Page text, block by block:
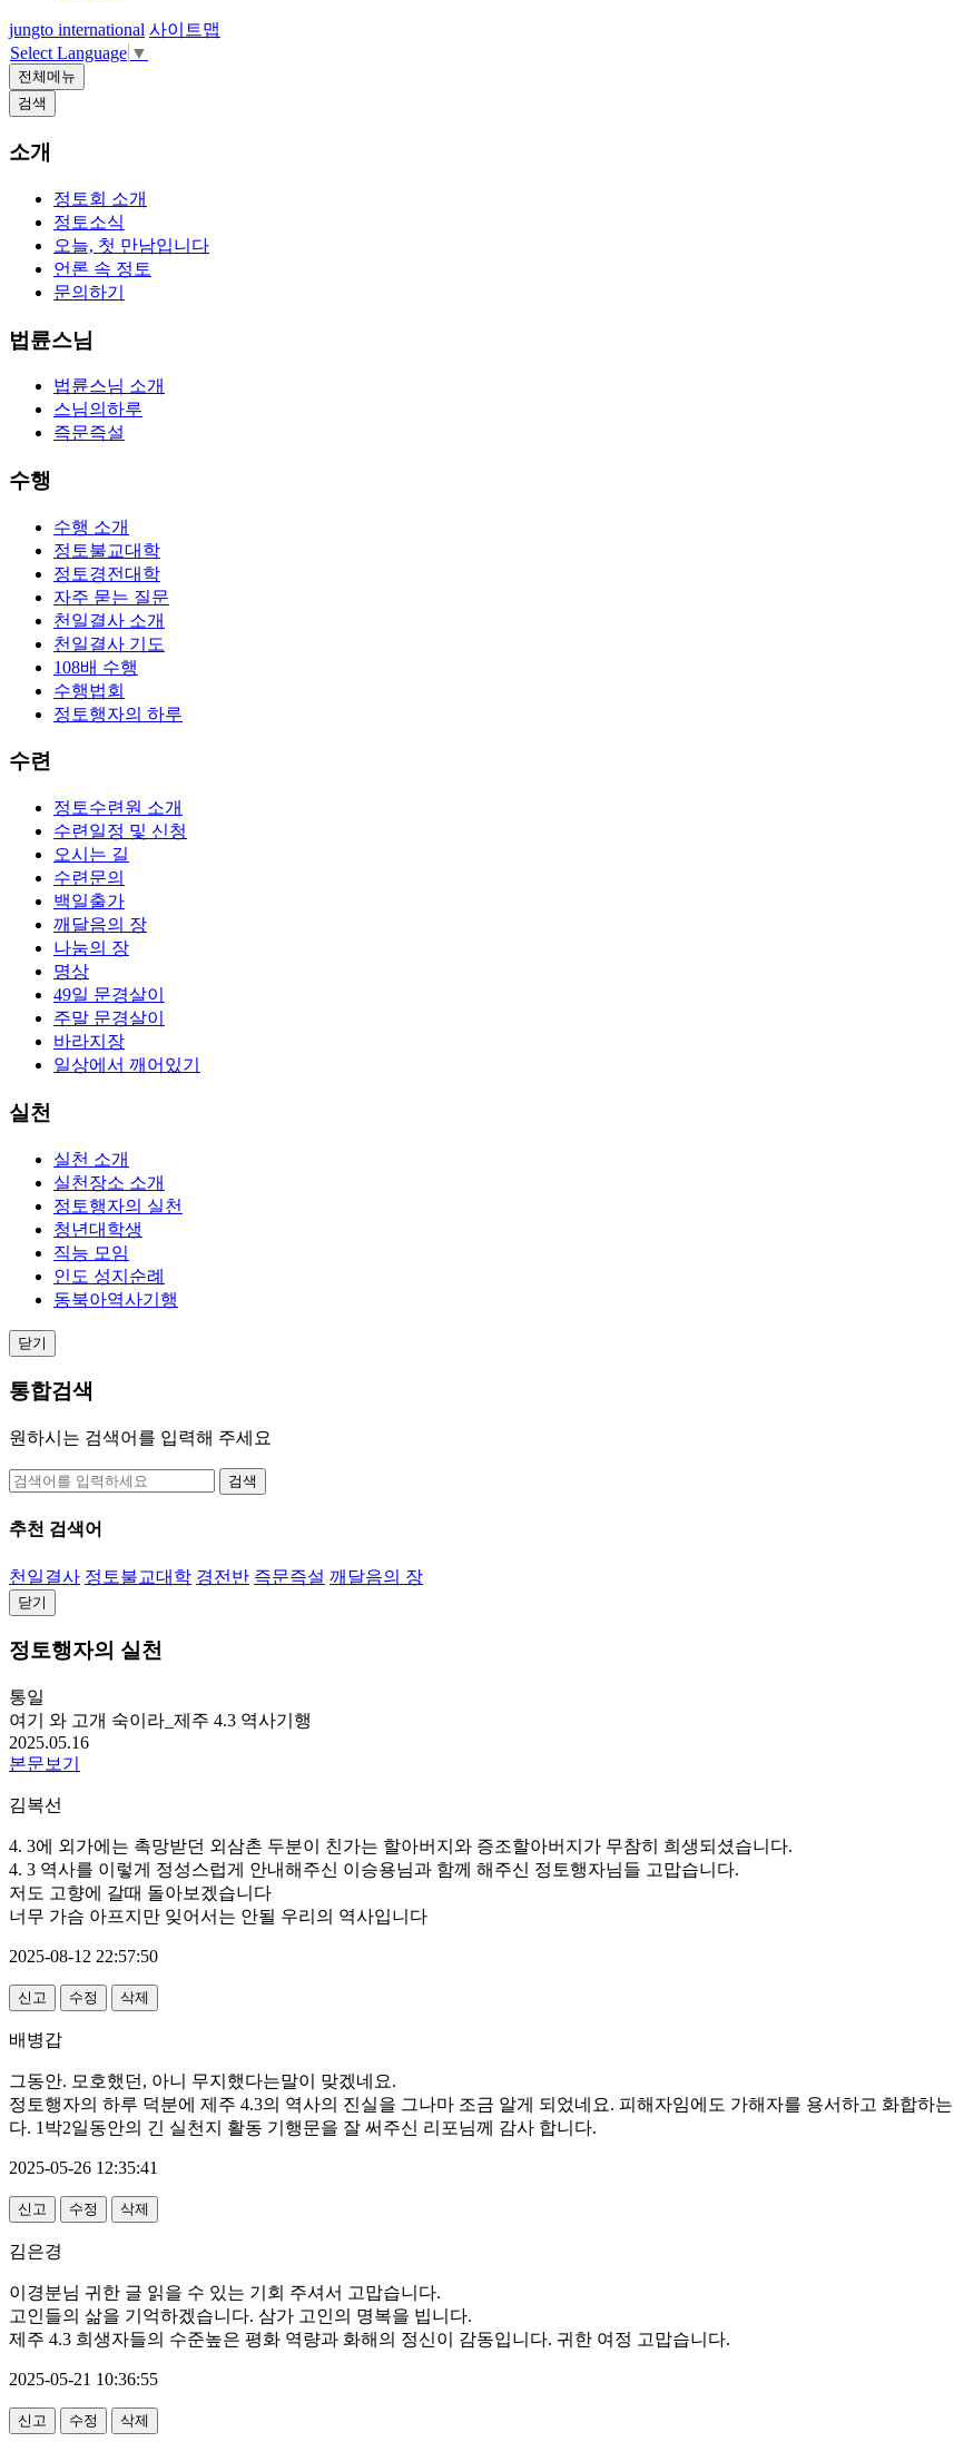
jungto international 사이트맵
Select Language ▼
전체메뉴
검색
소개
정토회 소개
정토소식
오늘, 첫 만남입니다
언론 속 정토
문의하기
법륜스님
법륜스님 소개
스님의하루
즉문즉설
수행
수행 소개
정토불교대학
정토경전대학
자주 묻는 질문
천일결사 소개
천일결사 기도
108배 수행
수행법회
정토행자의 하루
수련
정토수련원 소개
수련일정 및 신청
오시는 길
수련문의
백일출가
깨달음의 장
나눔의 장
명상
49일 문경살이
주말 문경살이
바라지장
일상에서 깨어있기
실천
실천 소개
실천장소 소개
정토행자의 실천
청년대학생
직능 모임
인도 성지순례
동북아역사기행
닫기
통합검색
원하시는 검색어를 입력해 주세요
검색
추천 검색어
천일결사 정토불교대학 경전반 즉문즉설 깨달음의 장
닫기
정토행자의 실천
통일
여기 와 고개 숙이라_제주 4.3 역사기행
2025.05.16
본문보기
김복선
4. 3에 외가에는 촉망받던 외삼촌 두분이 친가는 할아버지와 증조할아버지가 무참히 희생되셨습니다.
4. 3 역사를 이렇게 정성스럽게 안내해주신 이승용님과 함께 해주신 정토행자님들 고맙습니다.
저도 고향에 갈때 돌아보겠습니다
너무 가슴 아프지만 잊어서는 안될 우리의 역사입니다
2025-08-12 22:57:50
신고 수정 삭제
배병갑
그동안. 모호했던, 아니 무지했다는말이 맞겠네요.
정토행자의 하루 덕분에 제주 4.3의 역사의 진실을 그나마 조금 알게 되었네요. 피해자임에도 가해자를 용서하고 화합하
다. 1박2일동안의 긴 실천지 활동 기행문을 잘 써주신 리포님께 감사 합니다.
2025-05-26 12:35:41
신고 수정 삭제
김은경
이경분님 귀한 글 읽을 수 있는 기회 주셔서 고맙습니다.
고인들의 삶을 기억하겠습니다. 삼가 고인의 명복을 빕니다.
제주 4.3 희생자들의 수준높은 평화 역량과 화해의 정신이 감동입니다. 귀한 여정 고맙습니다.
2025-05-21 10:36:55
신고 수정 삭제